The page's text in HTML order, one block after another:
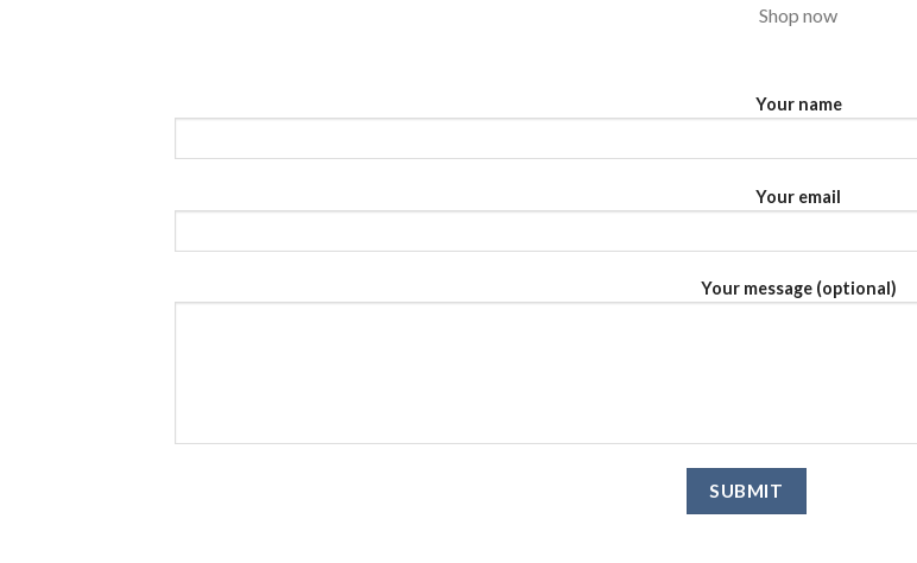
Shop now
Your name
Your email
Your message (optional)